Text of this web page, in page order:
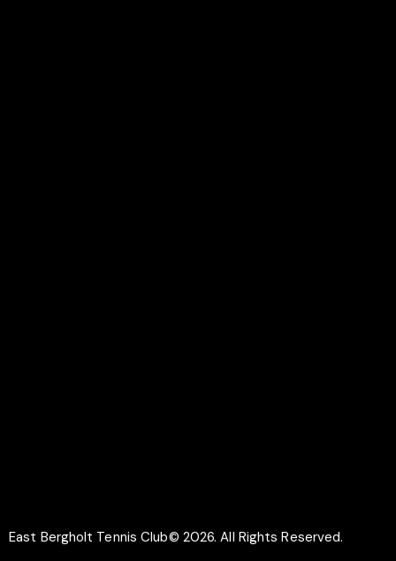
East Bergholt Tennis Club© 2026. All Rights Reserved.